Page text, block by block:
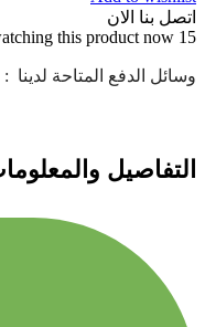
اتصل بنا الان
15
this product now!
وسائل الدفع المتاحة لدينا :
التفاصيل